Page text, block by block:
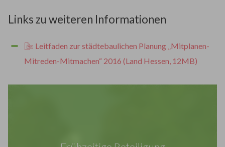
Links zu weiteren Informationen
Leitfaden zur städtebaulichen Planung „Mitplanen-
Mitreden-Mitmachen“ 2016 (Land Hessen, 12MB)